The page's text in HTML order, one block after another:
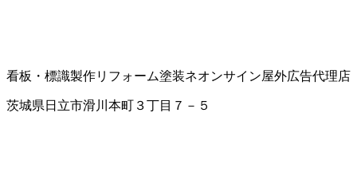
看板・標識製作リフォーム塗装ネオンサイン屋外広告代理店
茨城県日立市滑川本町３丁目７－５